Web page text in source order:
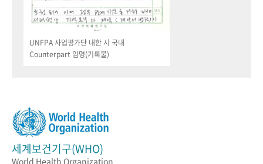
UNFPA 사업평가단 내한 시 국내
Counterpart 임명(기록물)
세계보건기구(WHO)
World Health Organization